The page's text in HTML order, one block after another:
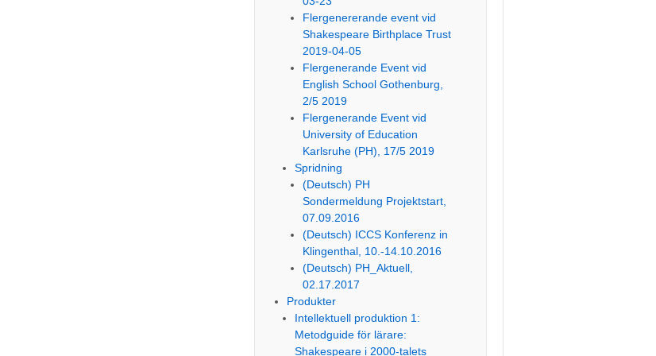
Flergenererande event vid
Shakespeare Birthplace Trust
2019-04-05
Flergenerande Event vid
English School Gothenburg,
2/5 2019
Flergenerande Event vid
University of Education
Karlsruhe (PH), 17/5 2019
Spridning
(Deutsch) PH
Sondermeldung Projektstart,
07.09.2016
(Deutsch) ICCS Konferenz in
Klingenthal, 10.-14.10.2016
(Deutsch) PH_Aktuell,
02.17.2017
Produkter
Intellektuell produktion 1:
Metodguide för lärare:
Shakespeare i 2000-talets